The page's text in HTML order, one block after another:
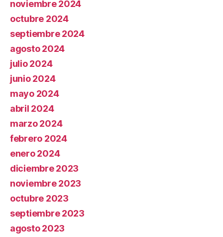
noviembre 2024
octubre 2024
septiembre 2024
agosto 2024
julio 2024
junio 2024
mayo 2024
abril 2024
marzo 2024
febrero 2024
enero 2024
diciembre 2023
noviembre 2023
octubre 2023
septiembre 2023
agosto 2023